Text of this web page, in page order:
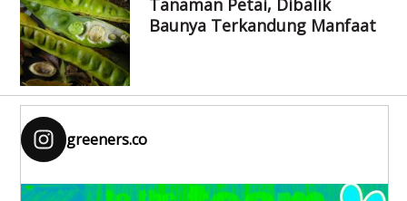
Tanaman Petai, Dibalik
Baunya Terkandung Manfaat
greeners.co